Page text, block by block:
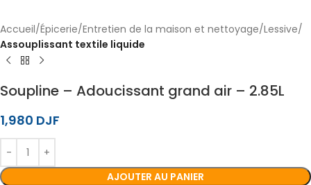
Accueil Épicerie Entretien de la maison et nettoyage Lessive
Assouplissant textile liquide
Soupline – Adoucissant grand air – 2.85L
1,980 DJF
AJOUTER AU PANIER